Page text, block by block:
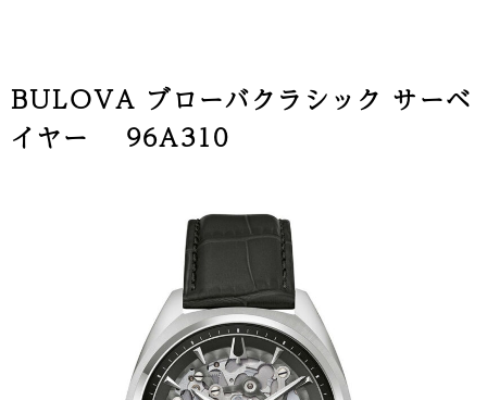
BULOVA ブローバクラシック サーベ
イヤー 96A310